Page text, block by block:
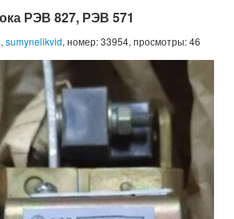
РЭВ 827, РЭВ 571
sumynelikvid, номер: 33954, просмотры: 46